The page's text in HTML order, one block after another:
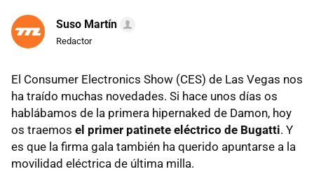
Suso Martín
Redactor
El Consumer Electronics Show (CES) de Las Vegas nos
ha traído muchas novedades. Si hace unos días os
hablábamos de la primera hipernaked de Damon, hoy
os traemos el primer patinete eléctrico de Bugatti. Y
es que la firma gala también ha querido apuntarse a la
movilidad eléctrica de última milla.